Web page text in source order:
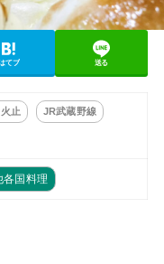
てブ 送る
止 JR武蔵野線
各国料理